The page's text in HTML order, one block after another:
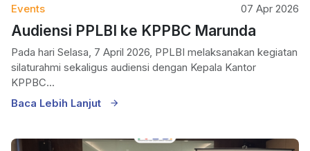
Events 07 Apr 2026
Audiensi PPLBI ke KPPBC Marunda
Pada hari Selasa, 7 April 2026, PPLBI melaksanakan kegiatan
silaturahmi sekaligus audiensi dengan Kepala Kantor
KPPBC...
Baca Lebih Lanjut